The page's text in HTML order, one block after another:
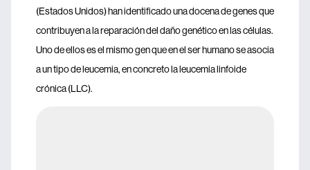
(Estados Unidos) han identificado una docena de genes que
contribuyen a la reparación del daño genético en las células.
Uno de ellos es el mismo gen que en el ser humano se asocia
a un tipo de leucemia, en concreto la leucemia linfoide
crónica (LLC).